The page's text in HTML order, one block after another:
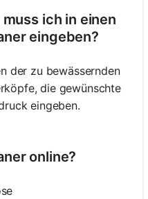
ich in einen
eingeben?
der zu bewässernden
die gewünschte
eingeben.
online?